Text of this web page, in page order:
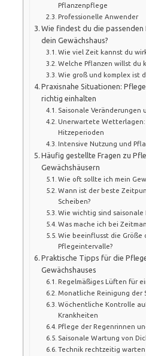
Pflanzenpflege
Professionelle Anwender
Wie findest du die
dein Gewächshaus?
Wie viel Zeit kannst du
Welche Pflanzen willst du
Wie groß und komplex ist
Praxisnahe Situationen:
richtig einhalten
Saisonale Veränderungen
Unerwartete Wetterlagen:
Hitzeperioden
Intensive Nutzung und
Häufig gestellte Fragen zu
Gewächshäusern
Wie oft sollte ich mein
Wann ist der beste
Scheiben?
Wie wichtig sind saisonale
Was mache ich bei
Wie beeinflusst die Größe
Pflegeintervalle?
Praktische Tipps für die
Gewächshauses
Regelmäßiges Lüften für
Monatliche Reinigung der
Wöchentliche Kontrolle
Krankheiten
Pflege der Regenrinnen
Saisonale Wartung von
Technik rechtzeitig warten